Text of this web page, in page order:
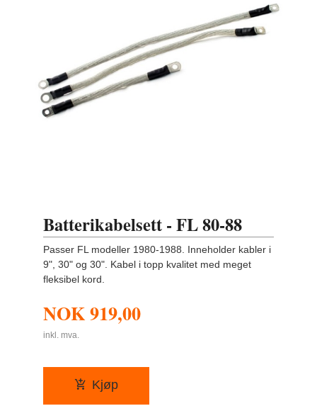
Batterikabelsett - FL 80-88
Passer FL modeller 1980-1988. Inneholder kabler i
9", 30" og 30". Kabel i topp kvalitet med meget
fleksibel kord.
NOK919,00
inkl. mva.
Kjøp